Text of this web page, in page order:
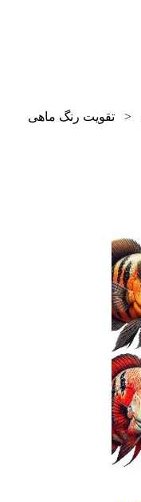
< تقویت رنگ ماهی